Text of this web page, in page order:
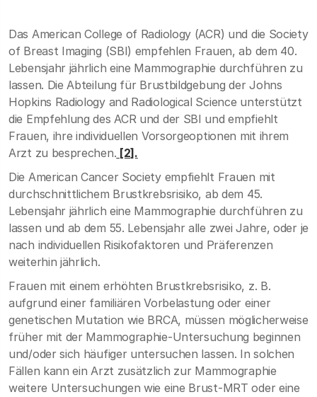
Das American College of Radiology (ACR) und die Society
of Breast Imaging (SBI) empfehlen Frauen, ab dem 40.
Lebensjahr jährlich eine Mammographie durchführen zu
lassen. Die Abteilung für Brustbildgebung der Johns
Hopkins Radiology and Radiological Science unterstützt
die Empfehlung des ACR und der SBI und empfiehlt
Frauen, ihre individuellen Vorsorgeoptionen mit ihrem
Arzt zu besprechen. [2].
Die American Cancer Society empfiehlt Frauen mit
durchschnittlichem Brustkrebsrisiko, ab dem 45.
Lebensjahr jährlich eine Mammographie durchführen zu
lassen und ab dem 55. Lebensjahr alle zwei Jahre, oder je
nach individuellen Risikofaktoren und Präferenzen
weiterhin jährlich.
Frauen mit einem erhöhten Brustkrebsrisiko, z. B.
aufgrund einer familiären Vorbelastung oder einer
genetischen Mutation wie BRCA, müssen möglicherweise
früher mit der Mammographie-Untersuchung beginnen
und/oder sich häufiger untersuchen lassen. In solchen
Fällen kann ein Arzt zusätzlich zur Mammographie
weitere Untersuchungen wie eine Brust-MRT oder eine